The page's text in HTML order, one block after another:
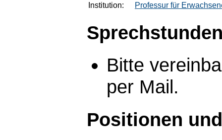
Institution:
Professur für
Bitte
per Mail.
Positionen